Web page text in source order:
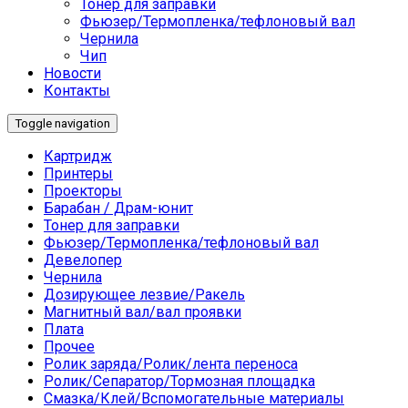
Тонер для заправки
Фьюзер/Термопленка/тефлоновый вал
Чернила
Чип
Новости
Контакты
Toggle navigation
Картридж
Принтеры
Проекторы
Барабан / Драм-юнит
Тонер для заправки
Фьюзер/Термопленка/тефлоновый вал
Девелопер
Чернила
Дозирующее лезвие/Ракель
Магнитный вал/вал проявки
Плата
Прочее
Ролик заряда/Ролик/лента переноса
Ролик/Сепаратор/Тормозная площадка
Смазка/Клей/Вспомогательные материалы